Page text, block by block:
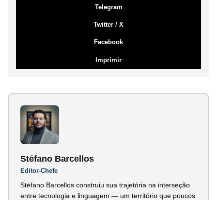
Telegram
Twitter / X
Facebook
Imprimir
Stéfano Barcellos
Editor-Chefe
Stéfano Barcellos construiu sua trajetória na interseção
entre tecnologia e linguagem — um território que poucos